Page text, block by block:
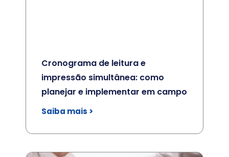
Cronograma de leitura e
impressão simultânea: como
planejar e implementar em campo
Saiba mais >